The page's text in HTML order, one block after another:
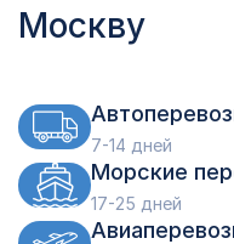
Москву
7-14 дней
Морские
17-25 дней